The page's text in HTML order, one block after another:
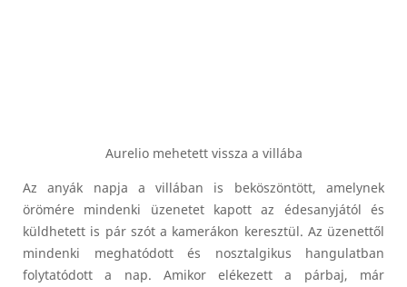
Aurelio mehetett vissza a villába
Az anyák napja a villában is beköszöntött, amelynek
örömére mindenki üzenetet kapott az édesanyjától és
küldhetett is pár szót a kamerákon keresztül. Az üzenettől
mindenki meghatódott és nosztalgikus hangulatban
folytatódott a nap. Amikor elékezett a párbaj, már